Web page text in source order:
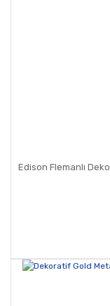
Edison Flemanlı